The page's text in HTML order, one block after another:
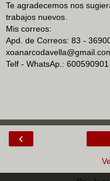
Te agradecemos nos
trabajos nuevos.
Mis correos:
Apd. de Correos: 83 -
Telf - WhatsAp.: 600590901
‹